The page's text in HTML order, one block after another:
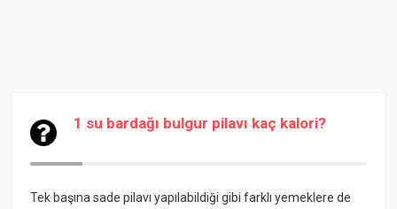
1 su bardağı bulgur pilavı kaç kalori?
Tek başına sade pilavı yapılabildiği gibi farklı yemeklere de